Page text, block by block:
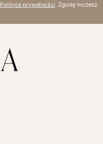
Polityce prywatności. Zgodę możesz